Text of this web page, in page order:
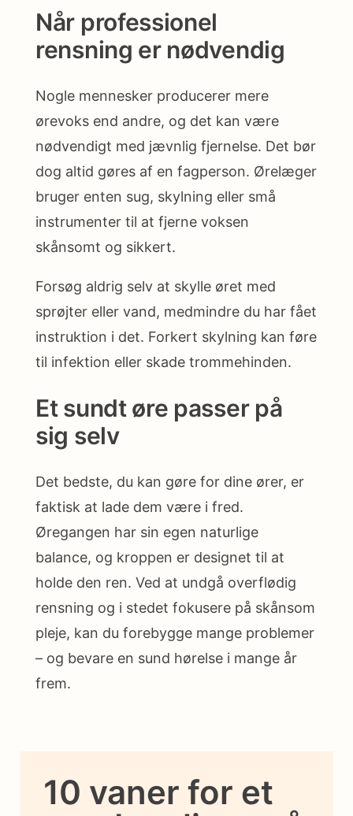
Når professionel
rensning er nødvendig
Nogle mennesker producerer mere
ørevoks end andre, og det kan være
nødvendigt med jævnlig fjernelse. Det bør
dog altid gøres af en fagperson. Ørelæger
bruger enten sug, skylning eller små
instrumenter til at fjerne voksen
skånsomt og sikkert.
Forsøg aldrig selv at skylle øret med
sprøjter eller vand, medmindre du har fået
instruktion i det. Forkert skylning kan føre
til infektion eller skade trommehinden.
Et sundt øre passer på
sig selv
Det bedste, du kan gøre for dine ører, er
faktisk at lade dem være i fred.
Øregangen har sin egen naturlige
balance, og kroppen er designet til at
holde den ren. Ved at undgå overflødig
rensning og i stedet fokusere på skånsom
pleje, kan du forebygge mange problemer
– og bevare en sund hørelse i mange år
frem.
10 vaner for et